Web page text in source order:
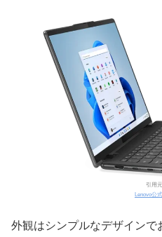
引用元
Lenovo公
外観はシンプルなデザインで